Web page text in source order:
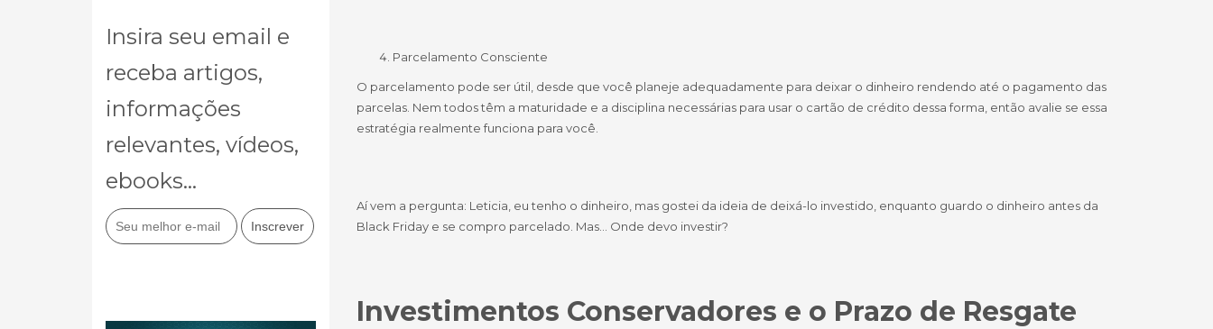
Parcelamento Consciente
O parcelamento pode ser útil, desde que você planeje adequadamente para deixar o dinheiro rendendo até o pagamento das
parcelas. Nem todos têm a maturidade e a disciplina necessárias para usar o cartão de crédito dessa forma, então avalie se essa
estratégia realmente funciona para você.
Aí vem a pergunta: Leticia, eu tenho o dinheiro, mas gostei da ideia de deixá-lo investido, enquanto guardo o dinheiro antes da
Black Friday e se compro parcelado. Mas… Onde devo investir?
Investimentos Conservadores e o Prazo de Resgate
Insira seu email e
receba artigos,
informações
relevantes, vídeos,
ebooks...